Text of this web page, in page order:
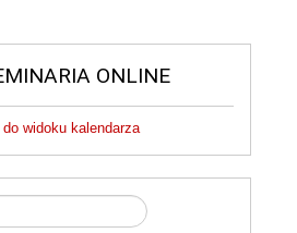
ONLINE
do widoku kalendarza